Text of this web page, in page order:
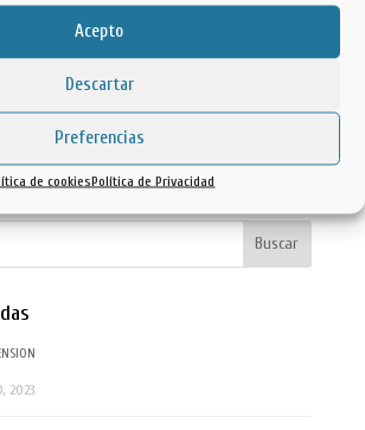
Acepto
Descartar
Preferencias
de cookiesPolítica de Privacidad
2023